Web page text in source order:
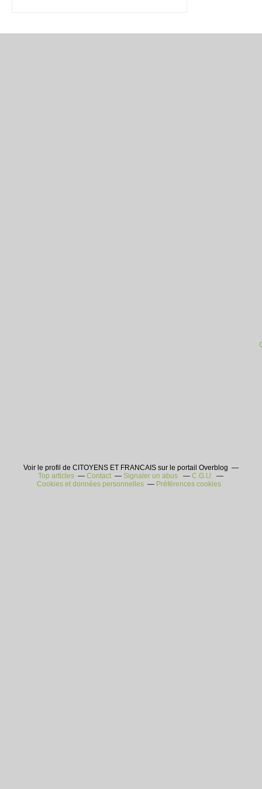
Voir le profil de CITOYENS ET FRANCAIS sur le portail Overblog
Top articles
Contact Signaler un abus
C.G.U.
Cookies et données personnelles
Préférences cookies